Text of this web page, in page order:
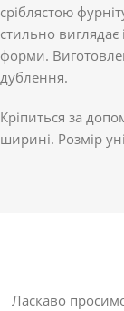
сріблястою
стильно виглядає
форми.
дублення.
Кріпиться за
ширині. Розмір
Ласкаво